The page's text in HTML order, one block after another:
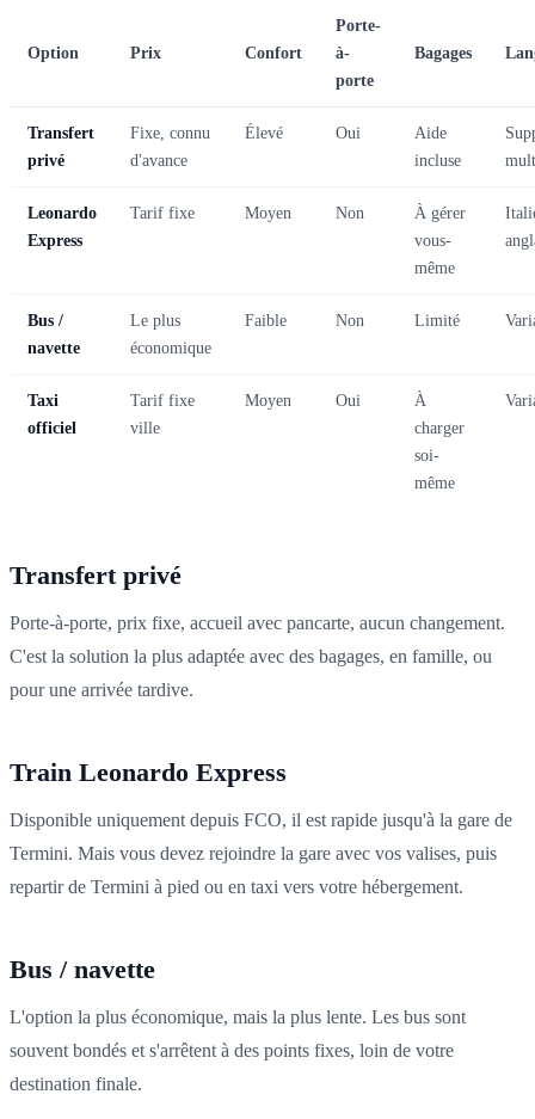
Option Prix Confort
Porte-
à-
porte
Bagages
Transfert
privé
Fixe, connu
d'avance
Élevé Oui
Aide
incluse
Leonardo
Express
Tarif fixe Moyen Non
À gérer
vous-
même
Bus /
navette
Le plus
économique
Faible Non Limité
Taxi
officiel
Tarif fixe
ville
Moyen Oui
À
charger
soi-
même
Transfert privé
Porte-à-porte, prix fixe, accueil avec pancarte, aucun changement.
C'est la solution la plus adaptée avec des bagages, en famille, ou
pour une arrivée tardive.
Train Leonardo Express
Disponible uniquement depuis FCO, il est rapide jusqu'à la gare de
Termini. Mais vous devez rejoindre la gare avec vos valises, puis
repartir de Termini à pied ou en taxi vers votre hébergement.
Bus / navette
L'option la plus économique, mais la plus lente. Les bus sont
souvent bondés et s'arrêtent à des points fixes, loin de votre
destination finale.